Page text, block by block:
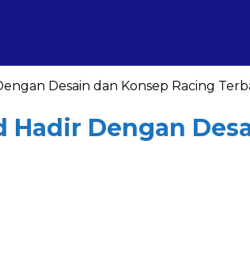
Desain dan Konsep Racing
Hadir Dengan